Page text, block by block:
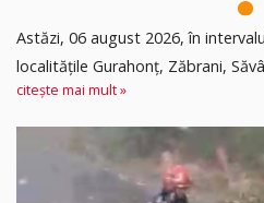
Astăzi, 06 august 2026, în
localitățile Gurahonț, Zăbrani,
citește mai mult »